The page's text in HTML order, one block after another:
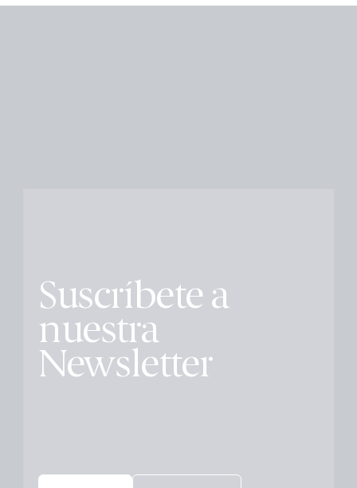
Suscríbete a
nuestra
Newsletter